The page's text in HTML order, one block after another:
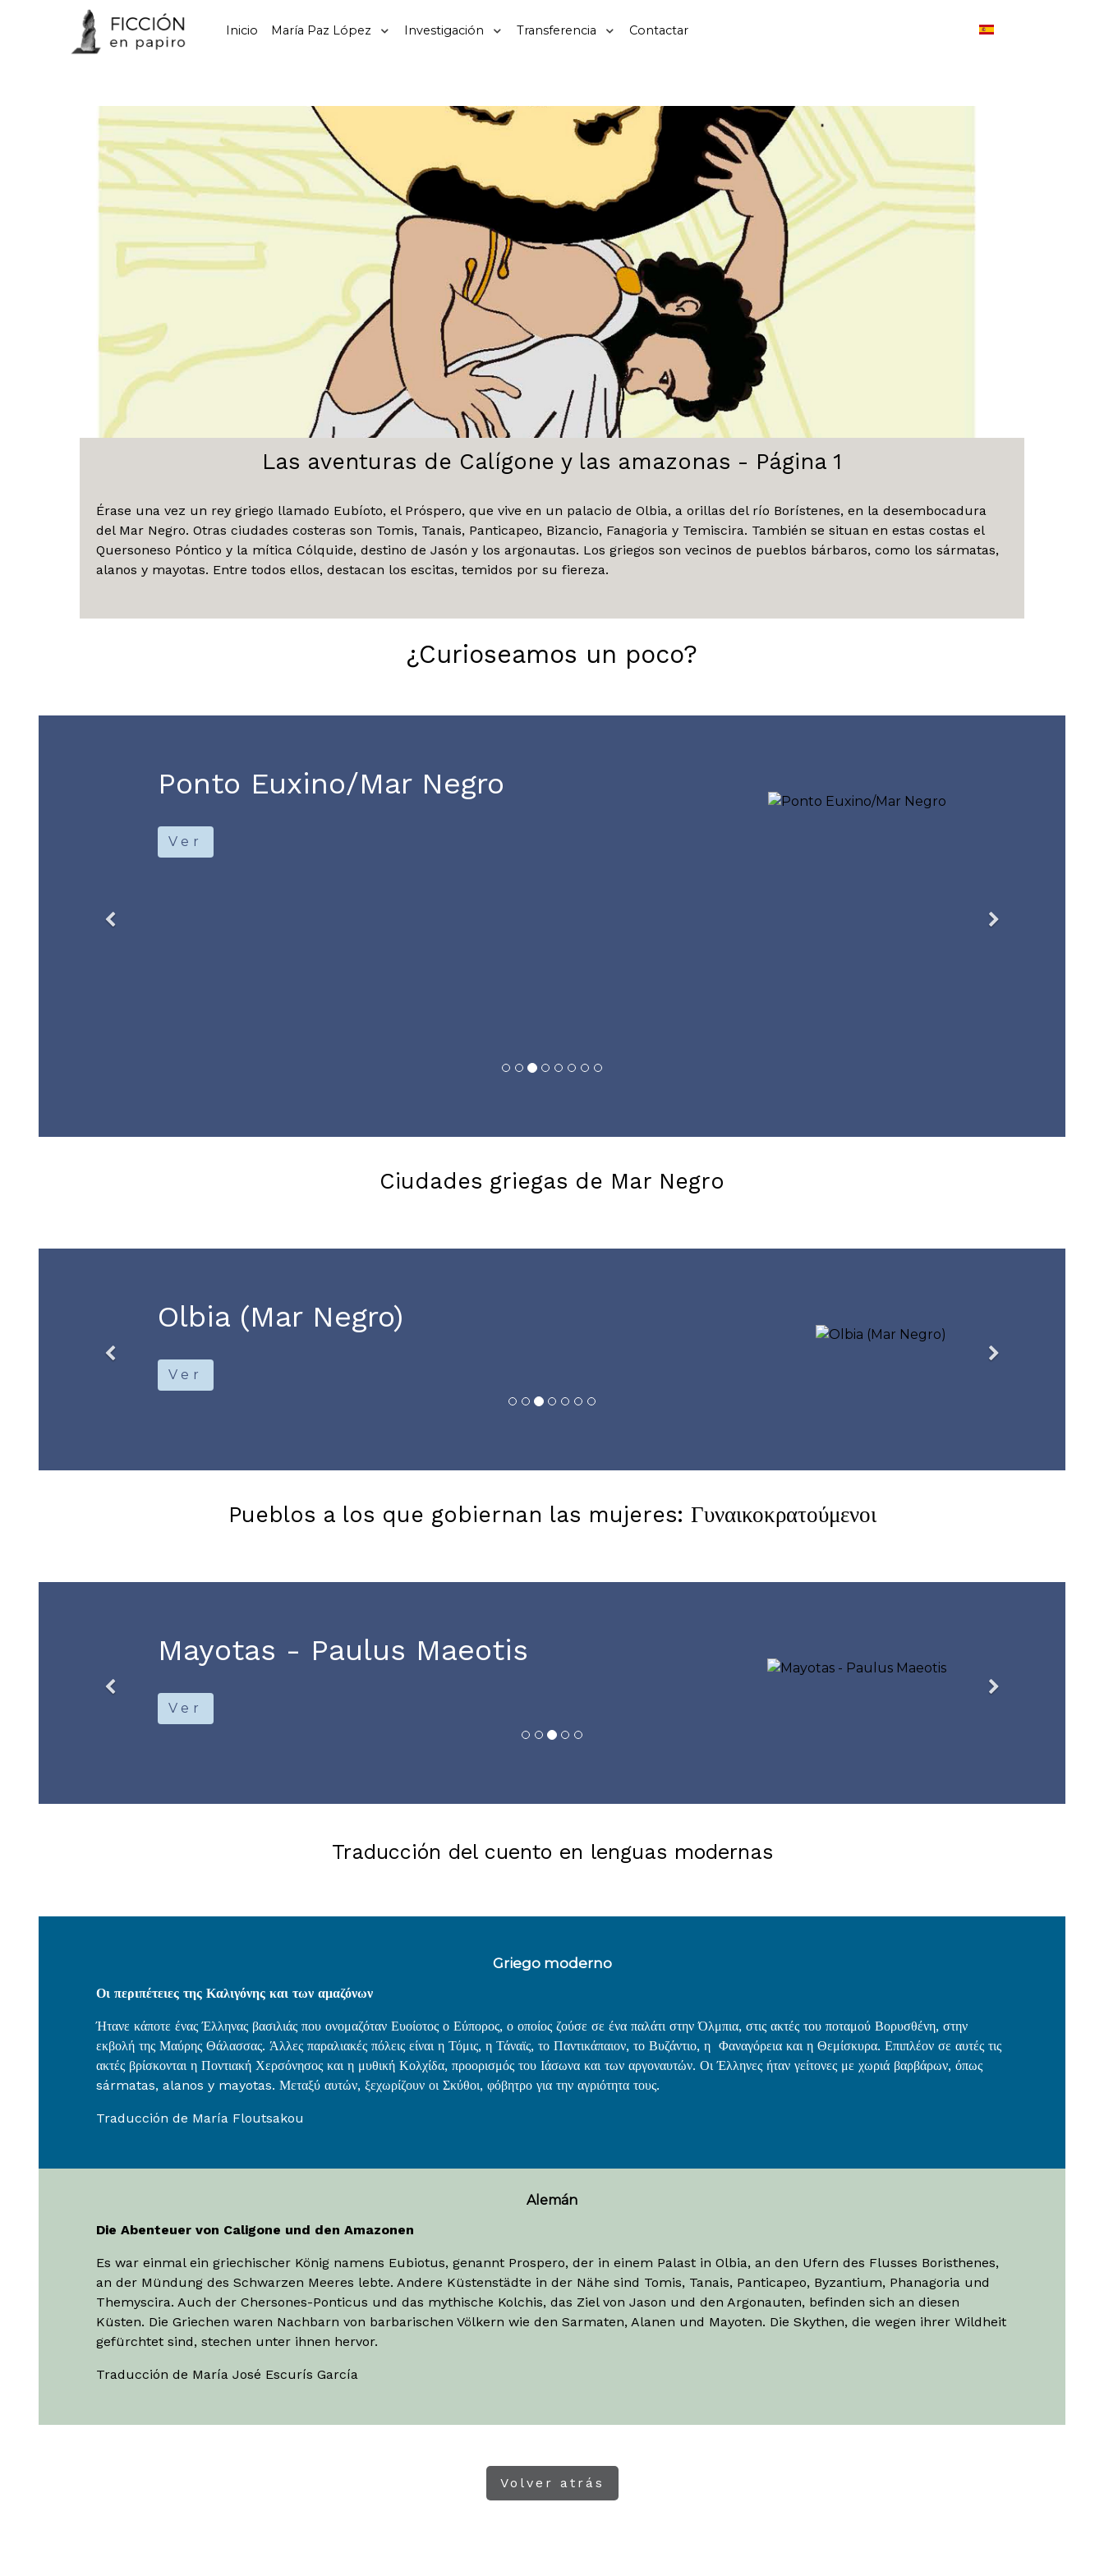
Inicio María Paz López Investigación Transferencia Contactar
Las aventuras de Calígone y las amazonas - Página 1
Érase una vez un rey griego llamado Eubíoto, el Próspero, que vive en un palacio de Olbia, a orillas del río Borístenes, en la desembocadura
del Mar Negro. Otras ciudades costeras son Tomis, Tanais, Panticapeo, Bizancio, Fanagoria y Temiscira. También se situan en estas costas el
Quersoneso Póntico y la mítica Cólquide, destino de Jasón y los argonautas. Los griegos son vecinos de pueblos bárbaros, como los sármatas,
alanos y mayotas. Entre todos ellos, destacan los escitas, temidos por su fiereza.
¿Curioseamos un poco?
Río Borístenes,
actualmente Río Dniéper
Ciudades griegas de Mar Negro
Tomis
Ver
Pueblos a los que gobiernan las mujeres: Γυναικοκρατούμενοι
Escitas
Ver
Traducción del cuento en lenguas modernas
Griego moderno
Οι περιπέτειες της Καλιγόνης και των αμαζόνων
Ήτανε κάποτε ένας Έλληνας βασιλιάς που ονομαζόταν Ευοίοτος ο Εύπορος, ο οποίος ζούσε σε ένα παλάτι στην Όλμπια, στις ακτές του ποταμού Βορυσθένη, στην
εκβολή της Μαύρης Θάλασσας. Άλλες παραλιακές πόλεις είναι η Τόμις, η Τάναϊς, το Παντικάπαιον, το Βυζάντιο, η Φαναγόρεια και η Θεμίσκυρα. Επιπλέον σε αυτές τις
ακτές βρίσκονται η Ποντιακή Χερσόνησος και η μυθική Κολχίδα, προορισμός του Ιάσωνα και των αργοναυτών. Οι Έλληνες ήταν γείτονες με χωριά βαρβάρων, όπως
sármatas, alanos y mayotas. Μεταξύ αυτών, ξεχωρίζουν οι Σκύθοι, φόβητρο για την αγριότητα τους.
Traducción de María Floutsakou
Alemán
Die Abenteuer von Caligone und den Amazonen
Es war einmal ein griechischer König namens Eubiotus, genannt Prospero, der in einem Palast in Olbia, an den Ufern des Flusses Boristhenes,
an der Mündung des Schwarzen Meeres lebte. Andere Küstenstädte in der Nähe sind Tomis, Tanais, Panticapeo, Byzantium, Phanagoria und
Themyscira. Auch der Chersones-Ponticus und das mythische Kolchis, das Ziel von Jason und den Argonauten, befinden sich an diesen
Küsten. Die Griechen waren Nachbarn von barbarischen Völkern wie den Sarmaten, Alanen und Mayoten. Die Skythen, die wegen ihrer Wildheit
gefürchtet sind, stechen unter ihnen hervor.
Traducción de María José Escurís García
Volver atrás